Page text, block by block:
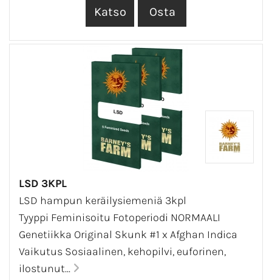
LSD 3KPL
LSD hampun keräilysiemeniä 3kpl
Tyyppi Feminisoitu Fotoperiodi NORMAALI
Genetiikka Original Skunk #1 x Afghan Indica
Vaikutus Sosiaalinen, kehopilvi, euforinen,
ilostunut...